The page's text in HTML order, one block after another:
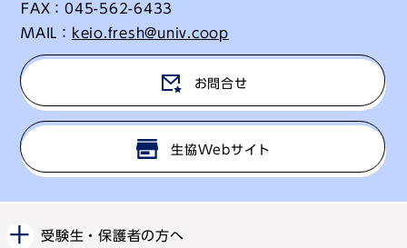
FAX： 045-562-6433
MAIL： keio.fresh@univ.coop
お問合せ
生協Webサイト
受験生・保護者の方へ